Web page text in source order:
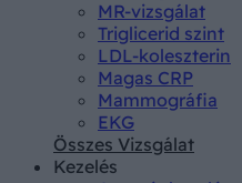
MR-vizsgálat
Triglicerid szint
LDL-koleszterin
Magas CRP
Mammográfia
EKG
Összes Vizsgálat
Kezelés